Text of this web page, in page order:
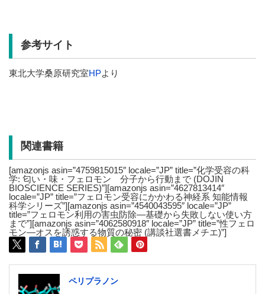
参考サイト
東北大学桑原研究室HPより
関連書籍
[amazonjs asin=”4759815015″ locale=”JP” title=”化学受容の科
学: 匂い・味・フェロモン 分子から行動まで (DOJIN
BIOSCIENCE SERIES)”][amazonjs asin=”4627813414″
locale=”JP” title=”フェロモン受容にかかわる神経系 知能情報
科学シリーズ”][amazonjs asin=”4540043595″ locale=”JP”
title=”フェロモン利用の害虫防除―基礎から失敗しない使い方
まで”][amazonjs asin=”4062580918″ locale=”JP” title=”性フェロ
モン―オスを誘惑する物質の秘密 (講談社選書メチエ)”]
ペリプラノン